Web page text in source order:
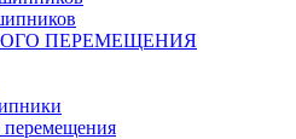
ПЕРЕМЕЩЕНИЯ